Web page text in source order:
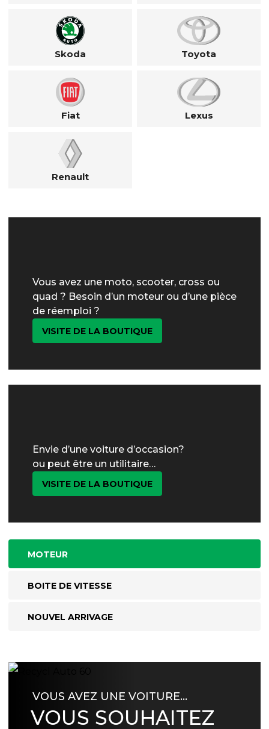
Skoda Toyota
Fiat Lexus
Renault
Vous avez une moto, scooter, cross ou
quad ? Besoin d’un moteur ou d’une pièce
de réemploi ?
VISITE DE LA BOUTIQUE
Envie d’une voiture d’occasion?
ou peut être un utilitaire…
VISITE DE LA BOUTIQUE
MOTEUR
BOITE DE VITESSE
NOUVEL ARRIVAGE
VOUS AVEZ UNE VOITURE…
VOUS SOUHAITEZ